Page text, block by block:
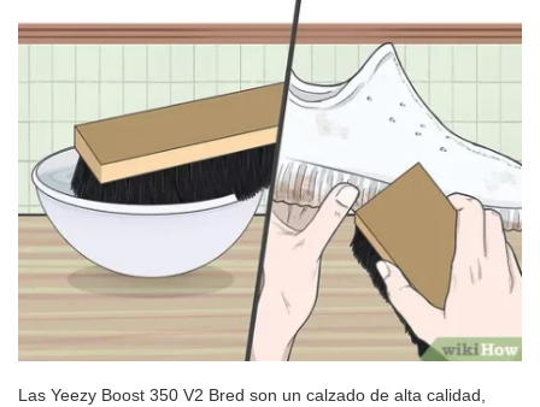
Las Yeezy Boost 350 V2 Bred son un calzado de alta calidad,